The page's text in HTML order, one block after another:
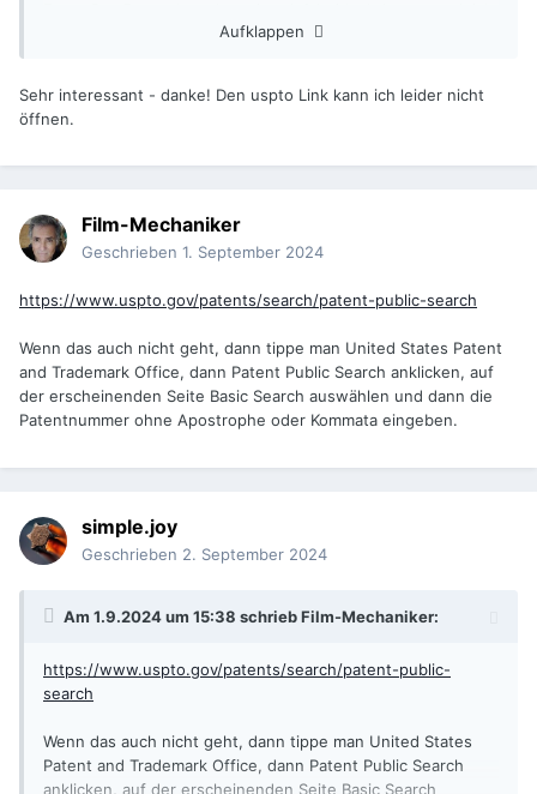
stehen, also mit der positiven Linse aus schwächer
Kern, Aarau, hatte ein Kernon, was ein Tessar-Typ ist (f/3.5).
Ein Kernar, f/6.3, stellte Weiterentwicklung des Goerz-Celor
public/print/downloadBasicPdf/1843519?
requestToken=eyJzdWIiOiJhZDI0YzM1OS0wZjI4LTRiY2MtYW
UzLTQzOTktYmE3OC02OTgwZjlkYjQ3ZjUiLCJleHAiOjB9
Aufklappen
Sehr interessant - danke! Den uspto Link kann ich leider nicht
öffnen.
Film-Mechaniker
Geschrieben 1. September 2024
https://www.uspto.gov/patents/search/patent-public-search
Wenn das auch nicht geht, dann tippe man United States Patent
and Trademark Office, dann Patent Public Search anklicken, auf
der erscheinenden Seite Basic Search auswählen und dann die
Patentnummer ohne Apostrophe oder Kommata eingeben.
simple.joy
Geschrieben 2. September 2024
Am 1.9.2024 um 15:38 schriebFilm-Mechaniker:
https://www.uspto.gov/patents/search/patent-public-
search
Wenn das auch nicht geht, dann tippe man United States
Patent and Trademark Office, dann Patent Public Search
anklicken, auf der erscheinenden Seite Basic Search